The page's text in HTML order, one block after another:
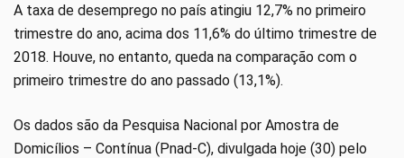
A taxa de desemprego no país atingiu 12,7% no primeiro
trimestre do ano, acima dos 11,6% do último trimestre de
2018. Houve, no entanto, queda na comparação com o
primeiro trimestre do ano passado (13,1%).
Os dados são da Pesquisa Nacional por Amostra de
Domicílios – Contínua (Pnad-C), divulgada hoje (30) pelo